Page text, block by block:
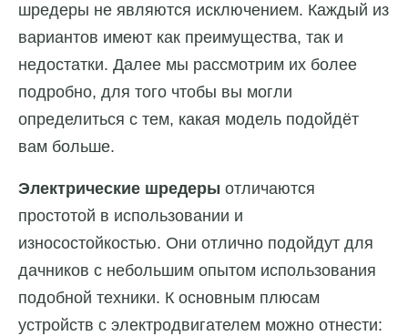
шредеры не являются исключением. Каждый из
вариантов имеют как преимущества, так и
недостатки. Далее мы рассмотрим их более
подробно, для того чтобы вы могли
определиться с тем, какая модель подойдёт
вам больше.
Электрические шредеры отличаются
простотой в использовании и
износостойкостью. Они отлично подойдут для
дачников с небольшим опытом использования
подобной техники. К основным плюсам
устройств с электродвигателем можно отнести: